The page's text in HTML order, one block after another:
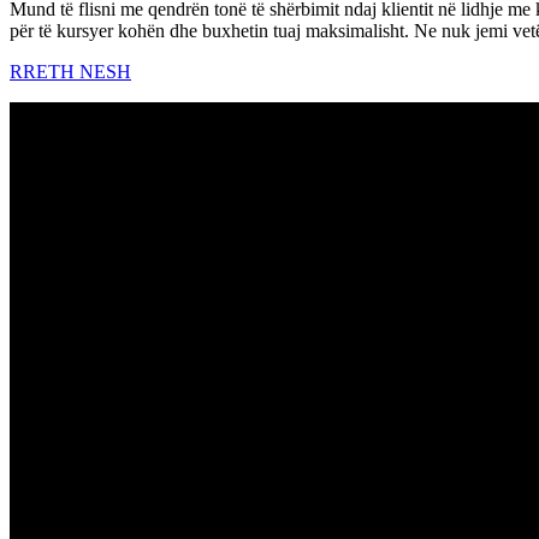
Mund të flisni me qendrën tonë të shërbimit ndaj klientit në lidhje
për të kursyer kohën dhe buxhetin tuaj maksimalisht. Ne nuk jemi
RRETH NESH